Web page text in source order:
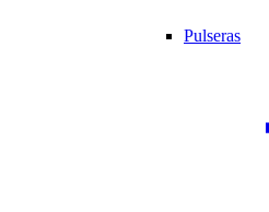
Pulseras